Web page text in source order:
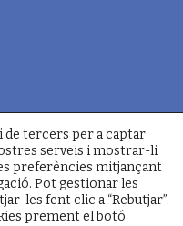
de tercers per a captar
serveis i mostrar-li
preferències mitjançant
Pot gestionar les
les fent clic a “Rebutjar”.
prement el botó